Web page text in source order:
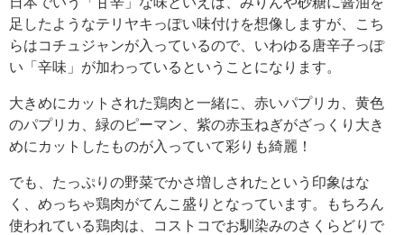
足したようなテリヤキっぽい味付けを想像しますが、こち
らはコチュジャンが入っているので、いわゆる唐辛子っぽ
い「辛味」が加わっているということになります。
大きめにカットされた鶏肉と一緒に、赤いパプリカ、黄色
のパプリカ、緑のピーマン、紫の赤玉ねぎがざっくり大き
めにカットしたものが入っていて彩りも綺麗！
でも、たっぷりの野菜でかさ増しされたという印象はな
く、めっちゃ鶏肉がてんこ盛りとなっています。もちろん
使われている鶏肉は、コストコでお馴染みのさくらどりで